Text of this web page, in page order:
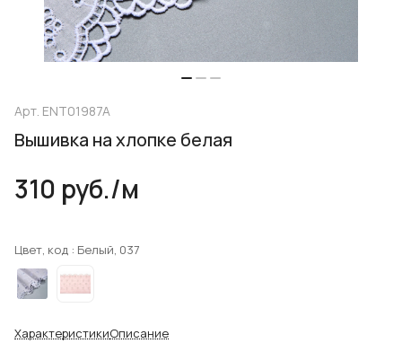
Арт. ENT01987A
Вышивка на хлопке белая
310 руб./м
Цвет, код : Белый, 037
ХарактеристикиОписание